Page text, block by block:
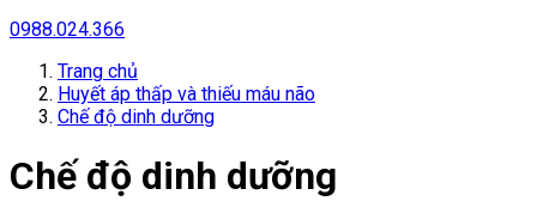
0988.024.366
Trang chủ
Huyết áp thấp và thiếu máu não
Chế độ dinh dưỡng
Chế độ dinh dưỡng